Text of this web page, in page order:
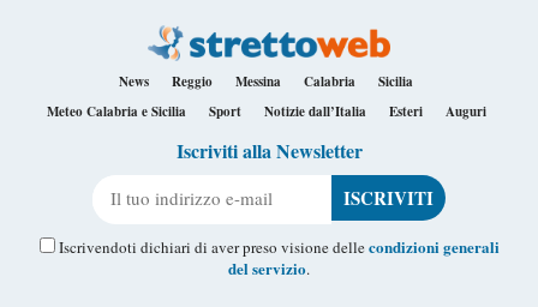
News Reggio Messina Calabria
Sicilia
Meteo Calabria e Sicilia
Sport Notizie dall’Italia Esteri Auguri
Iscriviti alla Newsletter
Iscrivendoti dichiari di aver preso visione dellecondizioni generali
del servizio.